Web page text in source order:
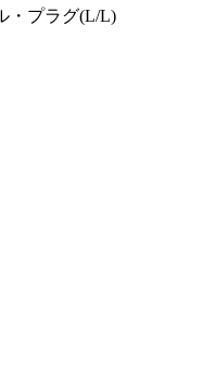
・プラグ(L/L)